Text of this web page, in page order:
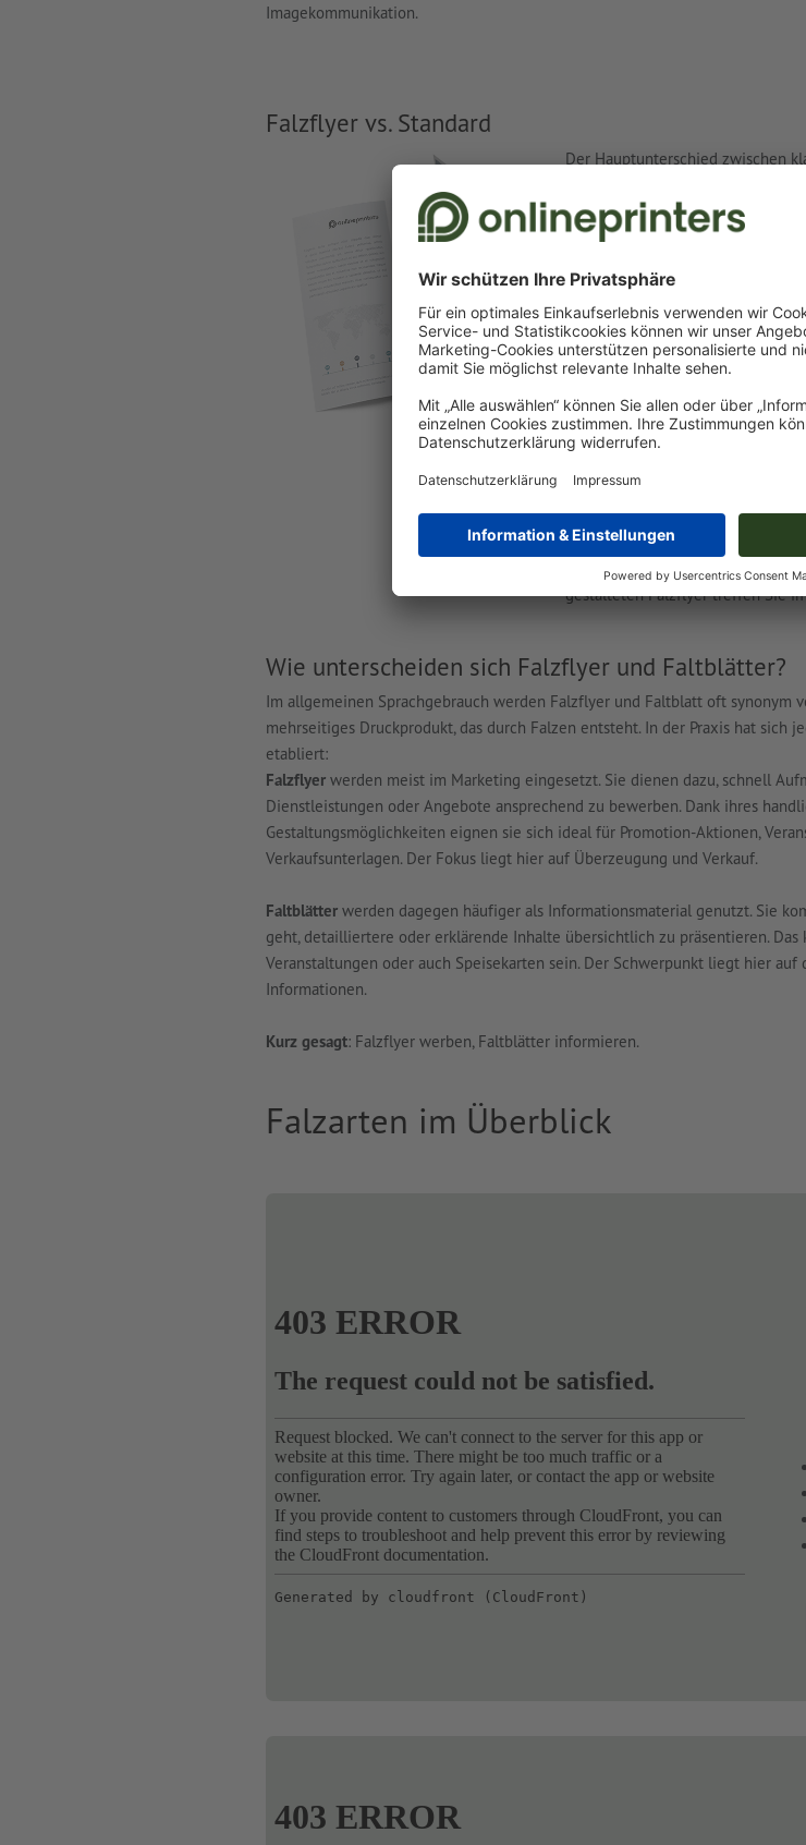
Imagekommunikation.
Falzflyer vs. Standard
Der Hauptunterschied zwischen
Flugblätter genannt) werden
einen zusätzlichen
entstehen. Ein weiteres
Rückseite und sind somit ideal
verschiedenen Größen mehr
Broschüren.
Vorteile von Falzflyern auf einen
Mehr Raum für Inhalte:
Preislisten oder Menüs.
Handliches Format
: Trotz
: Die
professionelles
Ob als informative Handzettel,
gestalteten Falzflyer treffen Sie
Wie unterscheiden sich Falzflyer und Faltblätter?
Im allgemeinen Sprachgebrauch werden Falzflyer und Faltblatt oft synonym
mehrseitiges Druckprodukt, das durch Falzen entsteht. In der Praxis hat sich
etabliert:
Falzflyer werden meist im Marketing eingesetzt. Sie dienen dazu, schnell
Dienstleistungen oder Angebote ansprechend zu bewerben. Dank ihres
Gestaltungsmöglichkeiten eignen sie sich ideal für Promotion-Aktionen,
Verkaufsunterlagen. Der Fokus liegt hier auf Überzeugung und Verkauf.
Faltblätter werden dagegen häufiger als Informationsmaterial genutzt. Sie
geht, detailliertere oder erklärende Inhalte übersichtlich zu präsentieren.
Veranstaltungen oder auch Speisekarten sein. Der Schwerpunkt liegt hier
Informationen.
Kurz gesagt: Falzflyer werben, Faltblätter informieren.
Falzarten im Überblick